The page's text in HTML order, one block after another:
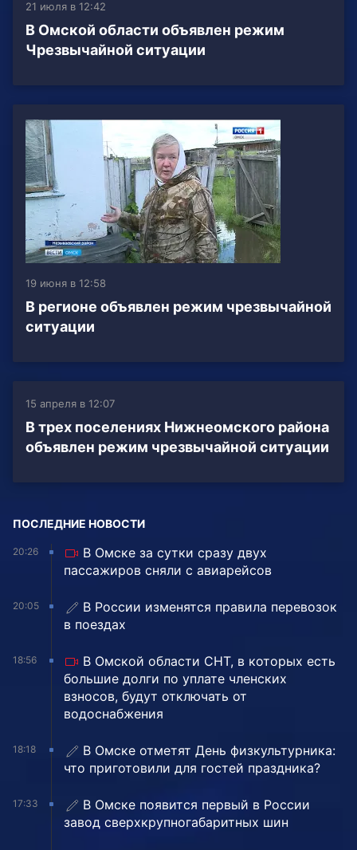
21 июля в 12:42
В Омской области объявлен режим
Чрезвычайной ситуации
19 июня в 12:58
В регионе объявлен режим чрезвычайной
ситуации
15 апреля в 12:07
В трех поселениях Нижнеомского района
объявлен режим чрезвычайной ситуации
ПОСЛЕДНИЕ НОВОСТИ
20:26
В Омске за сутки сразу двух
пассажиров сняли с авиарейсов
20:05
В России изменятся правила перевозок
в поездах
18:56
В Омской области СНТ, в которых есть
большие долги по уплате членских
взносов, будут отключать от
водоснабжения
18:18
В Омске отметят День физкультурника:
что приготовили для гостей праздника?
17:33
В Омске появится первый в России
завод сверхкрупногабаритных шин